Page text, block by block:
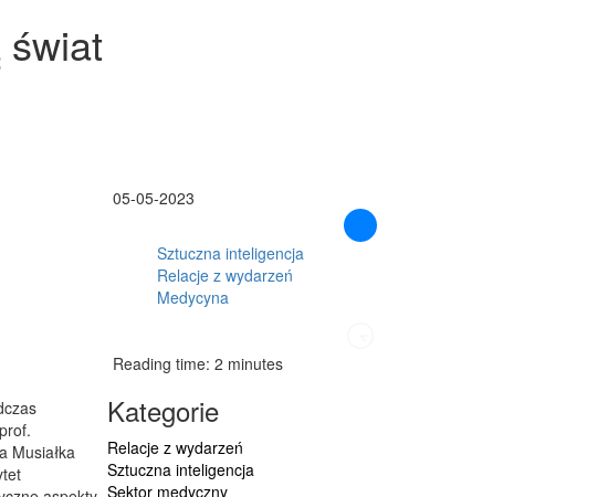
świat
05-05-2023
Sztuczna inteligencja
Relacje z wydarzeń
Medycyna
Reading time: 2 minutes
Musiałka
Kategorie
Relacje z wydarzeń
Sztuczna inteligencja
Sektor medyczny